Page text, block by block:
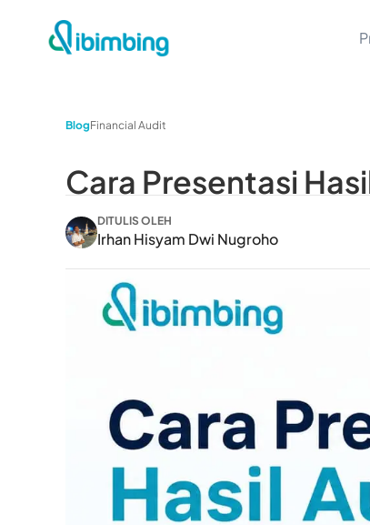
BlogFinancial Audit
Cara Presentasi
DITULIS OLEH
Irhan Hisyam Dwi Nugroho